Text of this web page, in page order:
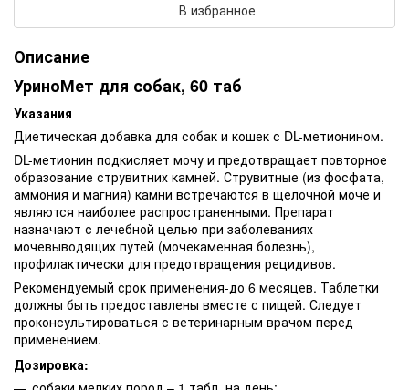
В избранное
Описание
УриноМет для собак, 60 таб
Указания
Диетическая добавка для собак и кошек с DL-метионином.
DL-метионин подкисляет мочу и предотвращает повторное
образование струвитних камней. Струвитные (из фосфата,
аммония и магния) камни встречаются в щелочной моче и
являются наиболее распространенными. Препарат
назначают с лечебной целью при заболеваниях
мочевыводящих путей (мочекаменная болезнь),
профилактически для предотвращения рецидивов.
Рекомендуемый срок применения-до 6 месяцев. Таблетки
должны быть предоставлены вместе с пищей. Следует
проконсультироваться с ветеринарным врачом перед
применением.
Дозировка: